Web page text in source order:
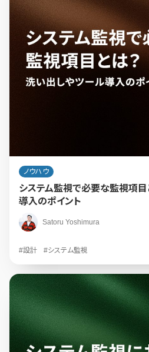
ノウハウ
システム監視で必要な監視項目
導入のポイント
Satoru Yoshimura
#設計 #システム監視